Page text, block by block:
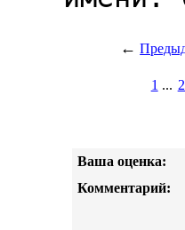
←
1 ...
Ваша оценка:
Комментарий: